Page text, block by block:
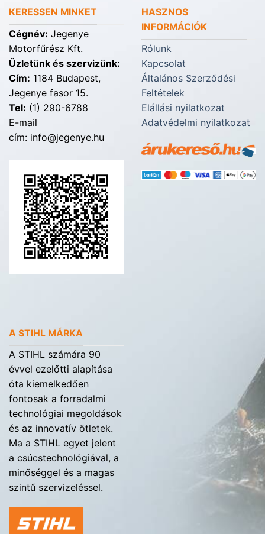
KERESSEN MINKET
Cégnév: Jegenye
Motorfűrész Kft.
Üzletünk és szervizünk:
Cím: 1184 Budapest,
Jegenye fasor 15.
Tel: (1) 290-6788
E-mail
cím: info@jegenye.hu
HASZNOS
INFORMÁCIÓK
Rólunk
Kapcsolat
Általános Szerződési
Feltételek
Elállási nyilatkozat
Adatvédelmi nyilatkozat
A STIHL MÁRKA
A STIHL számára 90
évvel ezelőtti alapítása
óta kiemelkedően
fontosak a forradalmi
technológiai megoldások
és az innovatív ötletek.
Ma a STIHL egyet jelent
a csúcstechnológiával, a
minőséggel és a magas
szintű szervizeléssel.